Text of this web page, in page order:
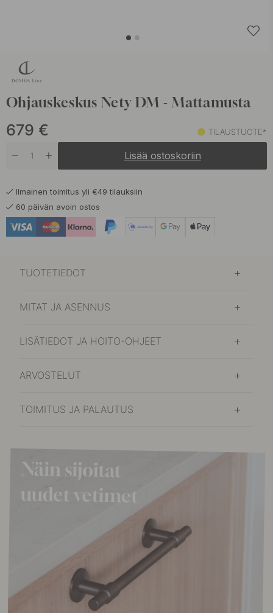
Ohjauskeskus Nety DM - Mattamusta
679 € TILAUSTUOTE*
Lisää ostoskoriin
Ilmainen toimitus yli €49 tilauksiin
60 päivän avoin ostos
TUOTETIEDOT
MITAT JA ASENNUS
LISÄTIEDOT JA HOITO-OHJEET
ARVOSTELUT
TOIMITUS JA PALAUTUS